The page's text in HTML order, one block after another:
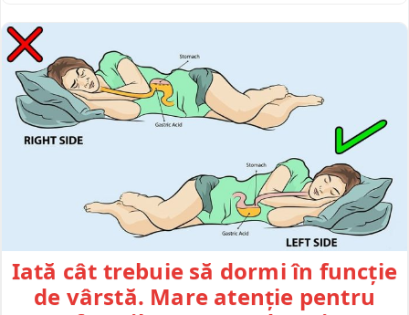
Iată cât trebuie să dormi în funcție
de vârstă. Mare atenție pentru